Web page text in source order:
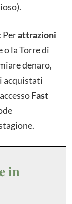
Perattrazioni
o la Torre di
denaro,
acquistati
Fast
in